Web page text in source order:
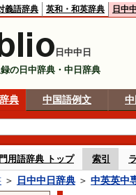
義語辞典 英和・和英辞典 日中
日中中日
の日中辞典・中日辞典
典 中国語例文
用語辞典 トップ 索引
＞ 日中中日辞典 ＞ 中英英中